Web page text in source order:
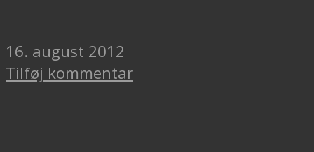
16. august 2012
Tilføj kommentar